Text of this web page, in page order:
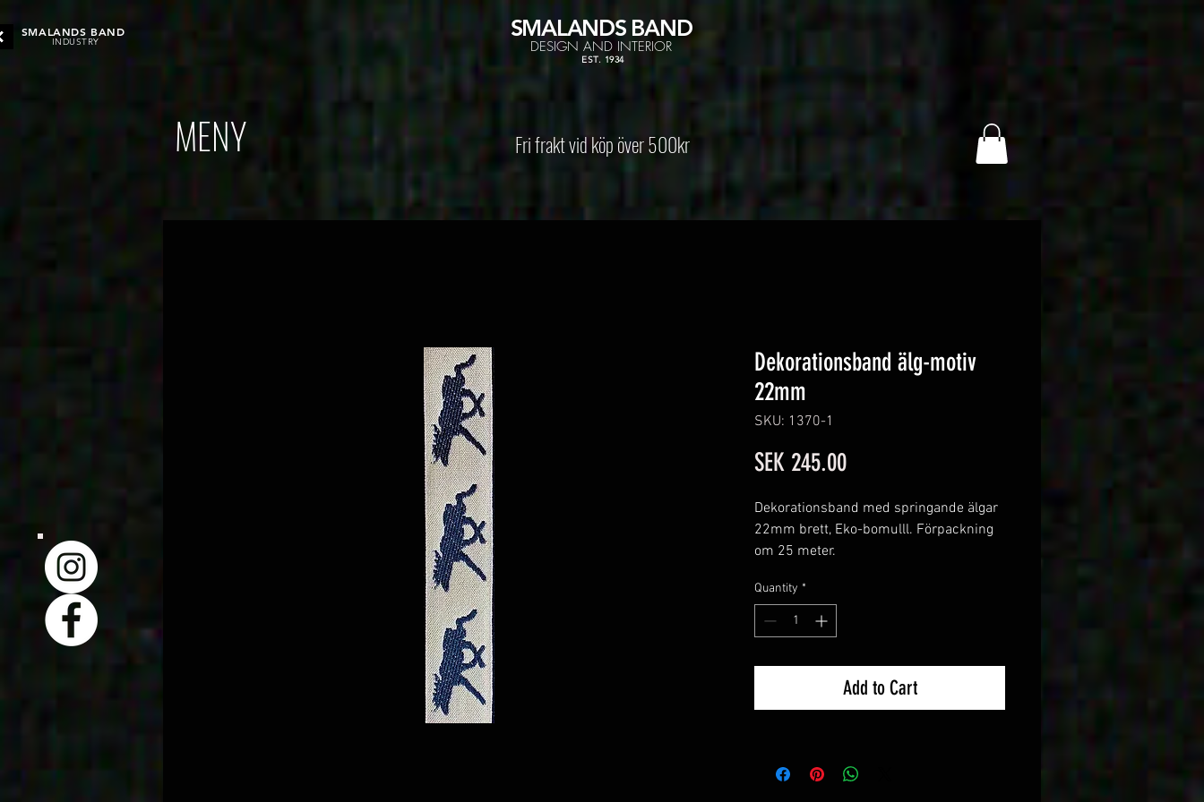
SMALANDS BAND
INDUSTRY
SMALANDS BAND
DESIGN AND INTERIOR
EST. 1934
MENY Fri frakt vid köp över 500kr
Dekorationsband älg-motiv
22mm
SKU: 1370-1
SEK 245.00Price
Dekorationsband med springande älgar
22mm brett, Eko-bomulll. Förpackning
om 25 meter.
Quantity *
Add to Cart